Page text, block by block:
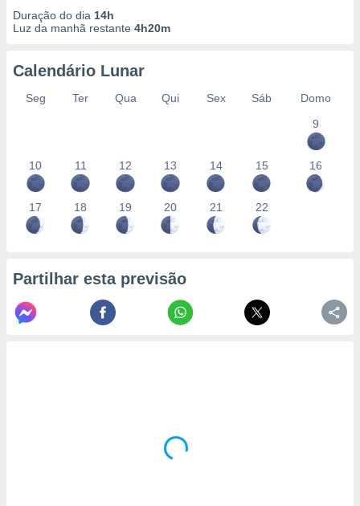
Duração do dia 14h
Luz da manhã restante 4h20m
Calendário Lunar
Seg Ter Qua Qui Sex Sáb
Domo
9
10 11 12 13 14 15 16
17 18 19 20 21 22
Partilhar esta previsão